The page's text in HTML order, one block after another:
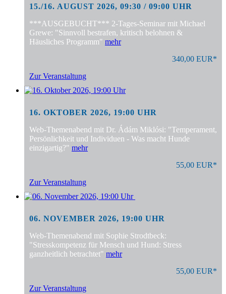
15./16. AUGUST 2026, 09:30 / 09:00 UHR
***AUSGEBUCHT*** 2-Tages-Seminar mit Michael
Grewe: "Sinnvoll bestrafen, kritisch belohnen &
Häusliches Programm" mehr
340,00 EUR*
Zur Veranstaltung
16. OKTOBER 2026, 19:00 UHR
Web-Themenabend mit Dr. Ádám Miklósi: "Temperament,
Persönlichkeit und Individuen - Was macht Hunde
einzigartig?" mehr
55,00 EUR*
Zur Veranstaltung
06. NOVEMBER 2026, 19:00 UHR
Web-Themenabend mit Sophie Strodtbeck:
"Stresskompetenz für Mensch und Hund: Stress
ganzheitlich betrachtet" mehr
55,00 EUR*
Zur Veranstaltung